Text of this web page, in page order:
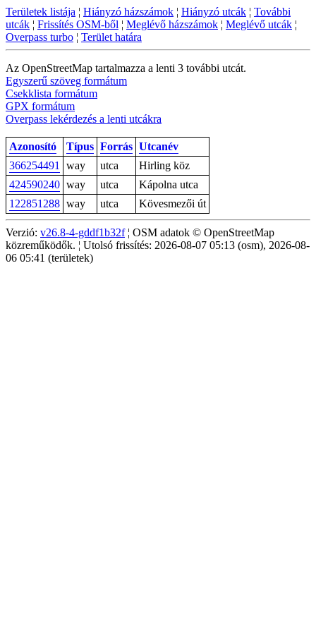
Területek listája ¦ Hiányzó házszámok ¦ Hiányzó utcák ¦ További
utcák ¦ Frissítés OSM-ből ¦ Meglévő házszámok ¦ Meglévő utcák ¦
Overpass turbo ¦ Terület határa
Az OpenStreetMap tartalmazza a lenti 3 további utcát.
Egyszerű szöveg formátum
Csekklista formátum
GPX formátum
Overpass lekérdezés a lenti utcákra
Azonosító Típus Forrás Utcanév
366254491
way utca
Hirling köz
424590240 way utca
Kápolna utca
122851288 way utca Kövesmezői út
Verzió: v26.8-4-gddf1b32f¦ OSM adatok © OpenStreetMap
közreműködők. ¦ Utolsó frissítés: 2026-08-07 05:13 (osm), 2026-08-
06 05:41 (területek)